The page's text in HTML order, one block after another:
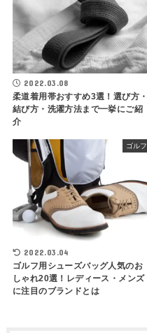
2022.03.08
柔道着用帯おすすめ3選！選び方・
結び方・洗濯方法まで一挙にご紹
介
ゴルフ
2022.03.04
ゴルフ用シューズバッグ人気のお
しゃれ20選！レディース・メンズ
に注目のブランドとは